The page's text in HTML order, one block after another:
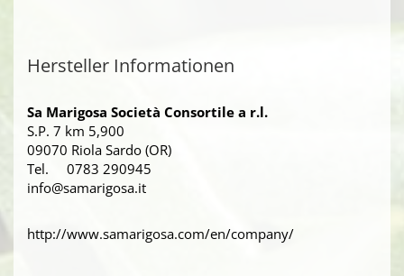
Hersteller Informationen
Sa Marigosa Società Consortile a r.l.
S.P. 7 km 5,900
09070 Riola Sardo (OR)
Tel. 0783 290945
info@samarigosa.it
http://www.samarigosa.com/en/company/